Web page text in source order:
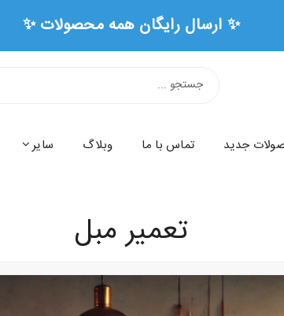
✨ ارسال رایگان همه محصولات ✨
جدید تماس با ما وبلاگ سایر
تعمیر مبل